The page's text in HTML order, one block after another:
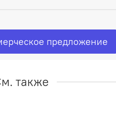
предложение
также